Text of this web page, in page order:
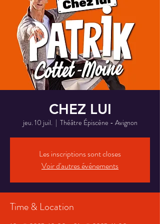
CHEZ LUI
jeu. 10 juil.
  |
Théâtre Épiscène - Avignon
Les inscriptions sont closes
Voir d'autres événements
Time & Location